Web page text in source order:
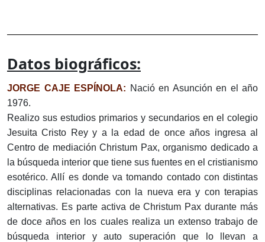
Datos biográficos:
JORGE CAJE ESPÍNOLA: Nació en Asunción en el año
1976.
Realizo sus estudios primarios y secundarios en el colegio
Jesuita Cristo Rey y a la edad de once años ingresa al
Centro de mediación Christum Pax, organismo dedicado a
la búsqueda interior que tiene sus fuentes en el cristianismo
esotérico. Allí es donde va tomando contado con distintas
disciplinas relacionadas con la nueva era y con terapias
alternativas. Es parte activa de Christum Pax durante más
de doce años en los cuales realiza un extenso trabajo de
búsqueda interior y auto superación que lo llevan a